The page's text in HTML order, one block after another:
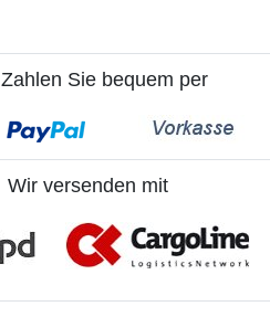
Sie bequem per
Wir versenden mit